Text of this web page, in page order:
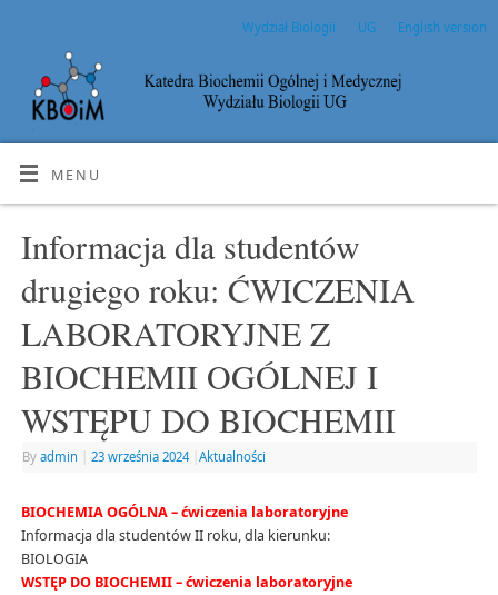
Wydział Biologii UG English version
MENU
Informacja dla studentów
drugiego roku: ĆWICZENIA
LABORATORYJNE Z
BIOCHEMII OGÓLNEJ I
WSTĘPU DO BIOCHEMII
By admin 23 września 2024 Aktualności
BIOCHEMIA OGÓLNA – ćwiczenia laboratoryjne
Informacja dla studentów II roku, dla kierunku:
BIOLOGIA
WSTĘP DO BIOCHEMII – ćwiczenia laboratoryjne